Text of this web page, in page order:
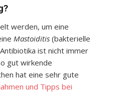
werden, um eine
Mastoiditis (bakterielle
ist nicht immer
gut wirkende
hat eine sehr gute
und Tipps bei